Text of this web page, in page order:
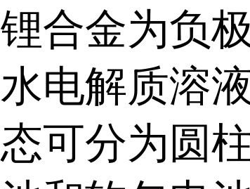
锂合金为负
水电解质溶
态可分为圆